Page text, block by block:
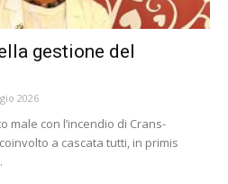
gestione del
2026
male con l’incendio di Crans-
a cascata tutti, in primis